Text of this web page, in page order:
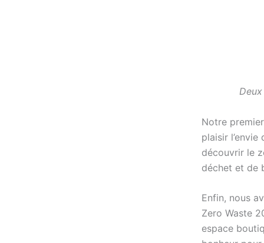
Notre
plaisir
découvrir le
déchet et de
Enfin, nous
Zero Waste
espace